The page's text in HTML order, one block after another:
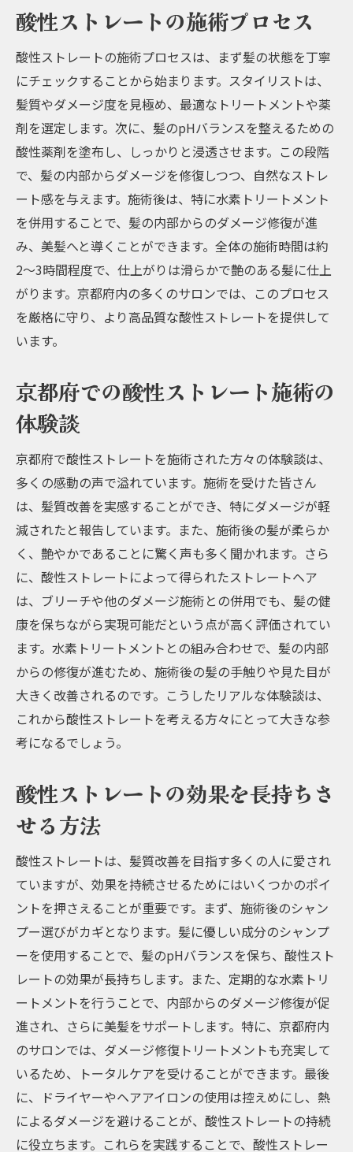
素トリートメントの可能性
酸性ストレートと水素トリートメントの継
続的な効果
酸性ストレートでダメージ修復と美髪を同時に
実現
酸性ストレートによるダメージ修復の仕組
み
美髪を手に入れるための酸性ストレートの
効果
髪のダメージレベルに応じた酸性ストレー
トの施術方法
酸性ストレートで得られる髪の輝きと柔ら
かさ
水素トリートメントで酸性ストレートの効果を
最大化する方法
酸性ストレートと水素トリートメントの相
乗効果
水素トリートメント施術の詳細プロセス
水素トリートメントが酸性ストレートを補
完する理由
水素トリートメントの効果を持続させるた
めのアフターケア
京都府で体験できる水素トリートメントの
施術例
京都府のサロンで体験する酸性ストレートと水
素トリートメントのコラボ
京都府のおすすめサロン紹介
トリートメントのセットメニュー
サロンでの施術の流れとカスタマイズオプ
京都府のサロンでの施術予約と料金情報
サロンのプロフェッショナルによるカウン
セリングの重要性
京都府のサロンでの施術後のアフターケア
サポート
酸性ストレートと水素トリートメントが髪質改
善に与える驚きの効果
酸性ストレートと水素トリートメントの相
乗効果の科学的根拠
実際の施術例から見る驚きの変化
髪質改善を実感するための施術頻度と継続
酸性ストレートの施術プロセス
酸性ストレートの施術プロセスは、まず髪の状態を丁寧
にチェックすることから始まります。スタイリストは、
髪質やダメージ度を見極め、最適なトリートメントや薬
剤を選定します。次に、髪のpHバランスを整えるための
酸性薬剤を塗布し、しっかりと浸透させます。この段階
で、髪の内部からダメージを修復しつつ、自然なストレ
ート感を与えます。施術後は、特に水素トリートメント
を併用することで、髪の内部からのダメージ修復が進
み、美髪へと導くことができます。全体の施術時間は約
2〜3時間程度で、仕上がりは滑らかで艶のある髪に仕上
がります。京都府内の多くのサロンでは、このプロセス
を厳格に守り、より高品質な酸性ストレートを提供して
います。
京都府での酸性ストレート施術の
体験談
京都府で酸性ストレートを施術された方々の体験談は、
多くの感動の声で溢れています。施術を受けた皆さん
は、髪質改善を実感することができ、特にダメージが軽
減されたと報告しています。また、施術後の髪が柔らか
く、艶やかであることに驚く声も多く聞かれます。さら
に、酸性ストレートによって得られたストレートヘア
は、ブリーチや他のダメージ施術との併用でも、髪の健
康を保ちながら実現可能だという点が高く評価されてい
ます。水素トリートメントとの組み合わせで、髪の内部
からの修復が進むため、施術後の髪の手触りや見た目が
大きく改善されるのです。こうしたリアルな体験談は、
これから酸性ストレートを考える方々にとって大きな参
考になるでしょう。
酸性ストレートの効果を長持ちさ
せる方法
酸性ストレートは、髪質改善を目指す多くの人に愛され
ていますが、効果を持続させるためにはいくつかのポイ
ントを押さえることが重要です。まず、施術後のシャン
プー選びがカギとなります。髪に優しい成分のシャンプ
ーを使用することで、髪のpHバランスを保ち、酸性スト
レートの効果が長持ちします。また、定期的な水素トリ
ートメントを行うことで、内部からのダメージ修復が促
進され、さらに美髪をサポートします。特に、京都府内
のサロンでは、ダメージ修復トリートメントも充実して
いるため、トータルケアを受けることができます。最後
に、ドライヤーやヘアアイロンの使用は控えめにし、熱
によるダメージを避けることが、酸性ストレートの持続
に役立ちます。これらを実践することで、酸性ストレー